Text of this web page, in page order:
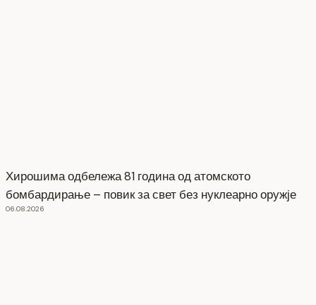
Хирошима одбележа 81 година од атомското
бомбардирање – повик за свет без нуклеарно оружје
06.08.2026